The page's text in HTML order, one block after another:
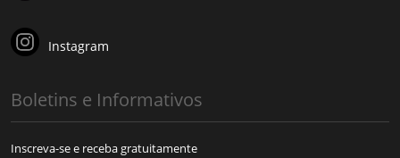
Instagram
Boletins e Informativos
Inscreva-se e receba gratuitamente